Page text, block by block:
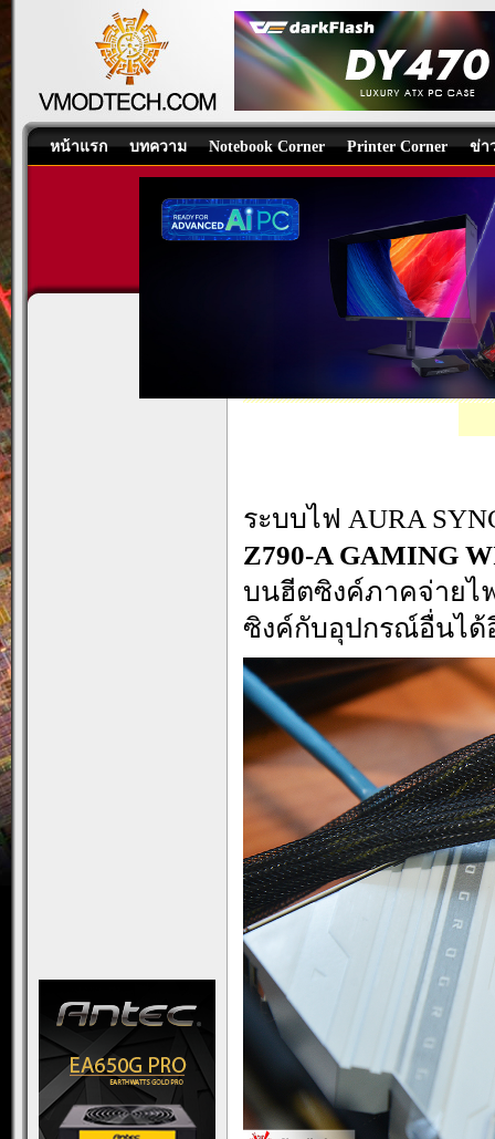
หน้าแรก บทความ Notebook Corner Printer Corner ข่า
ASUS ROG STRIX Z790-A
บทความโดย:
ระบบไฟ AURA
Z790-A GAMING
บนฮีตซิงค์ภาคจ่ายไ
ซิงค์กับอุปกรณ์อื่นได้